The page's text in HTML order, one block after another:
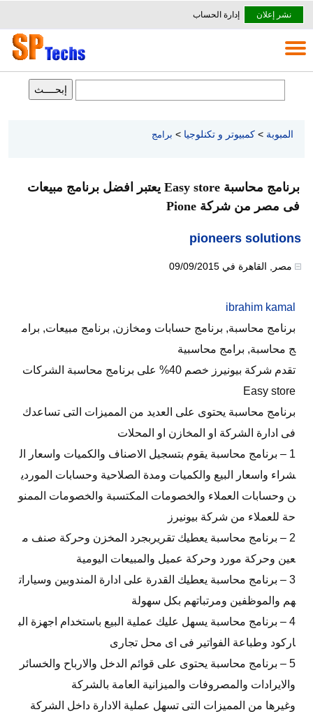
نشر إعلان إدارة الحساب
المبوبة > كمبيوتر و تكنلوجيا > برامج
برنامج محاسبة Easy store يعتبر افضل برنامج مبيعات
فى مصر من شركة Pione
pioneers solutions
مصر القاهرة في 09/09/2015
ibrahim kamal
برنامج محاسبة, برنامج حسابات ومخازن, برنامج مبيعات, برام
ج محاسبة, برامج محاسبية
تقدم شركة بيونيرز خصم 40% على برنامج محاسبة الشركات
Easy store
برنامج محاسبة يحتوى على العديد من المميزات التى تساعدك
فى ادارة الشركة او المخازن او المحلات
1 – برنامج محاسبة يقوم بتسجيل الاصناف والكميات واسعار ال
شراء واسعار البيع والكميات ومدة الصلاحية وحسابات الموردي
ن وحسابات العملاء والخصومات المكتسبة والخصومات الممنو
حة للعملاء من شركة بيونيرز
2 – برنامج محاسبة يعطيك تقريربجرد المخزن وحركة صنف م
عين وحركة مورد وحركة عميل والمبيعات اليومية
3 – برنامج محاسبة يعطيك القدرة على ادارة المندوبين وسيارات
هم والموظفين ومرتباتهم بكل سهولة
4 – برنامج محاسبة يسهل عليك عملية البيع باستخدام اجهزة الب
اركود وطباعة الفواتير فى اى محل تجارى
5 – برنامج محاسبة يحتوى على قوائم الدخل والارباح والخسائر
والايرادات والمصروفات والميزانية العامة بالشركة
وغيرها من المميزات التى تسهل عملية الادارة داخل الشركة